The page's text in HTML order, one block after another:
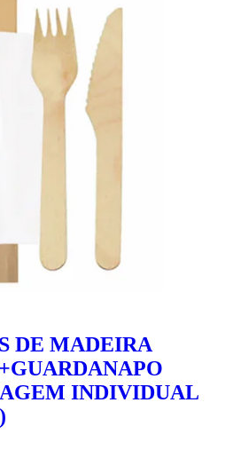
DE MADEIRA
INDIVIDUAL